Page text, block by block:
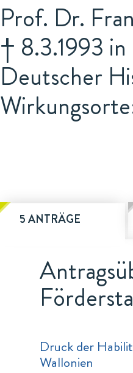
Prof. Dr.
† 8.3.1993
Deutscher
5 ANTRÄGE
Druck der
Wallonien